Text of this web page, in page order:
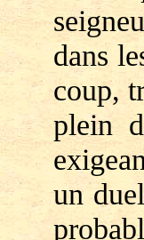
dans
coup,
plein
un